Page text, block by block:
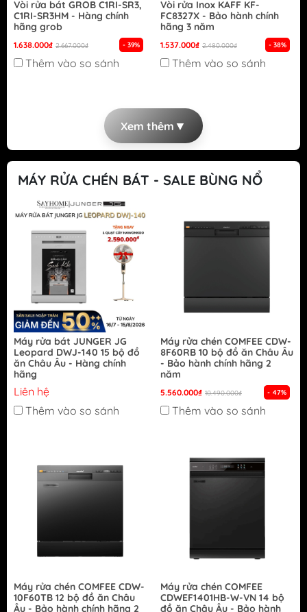
Vòi rửa bát GROB C1RI-SR3,
C1RI-SR3HM - Hàng chính
hãng grob
1.638.000₫ 2.667.000₫ - 39%
Thêm vào so sánh
Vòi rửa Inox KAFF KF-
FC8327X - Bảo hành chính
hãng 3 năm
1.537.000₫ 2.480.000₫ - 38%
Thêm vào so sánh
Xem thêm ▼
MÁY RỬA CHÉN BÁT - SALE BÙNG NỔ
Máy rửa bát JUNGER JG
Leopard DWJ-140 15 bộ đồ
ăn Châu Âu - Hàng chính
hãng
Liên hệ
Thêm vào so sánh
Máy rửa chén COMFEE CDW-
8F60RB 10 bộ đồ ăn Châu Âu
- Bảo hành chính hãng 2
năm
5.560.000₫ 10.490.000₫ - 47%
Thêm vào so sánh
Máy rửa chén COMFEE CDW-
10F60TB 12 bộ đồ ăn Châu
Âu - Bảo hành chính hãng 2
Máy rửa chén COMFEE
CDWEF1401HB-W-VN 14 bộ
đồ ăn Châu Âu - Bảo hành